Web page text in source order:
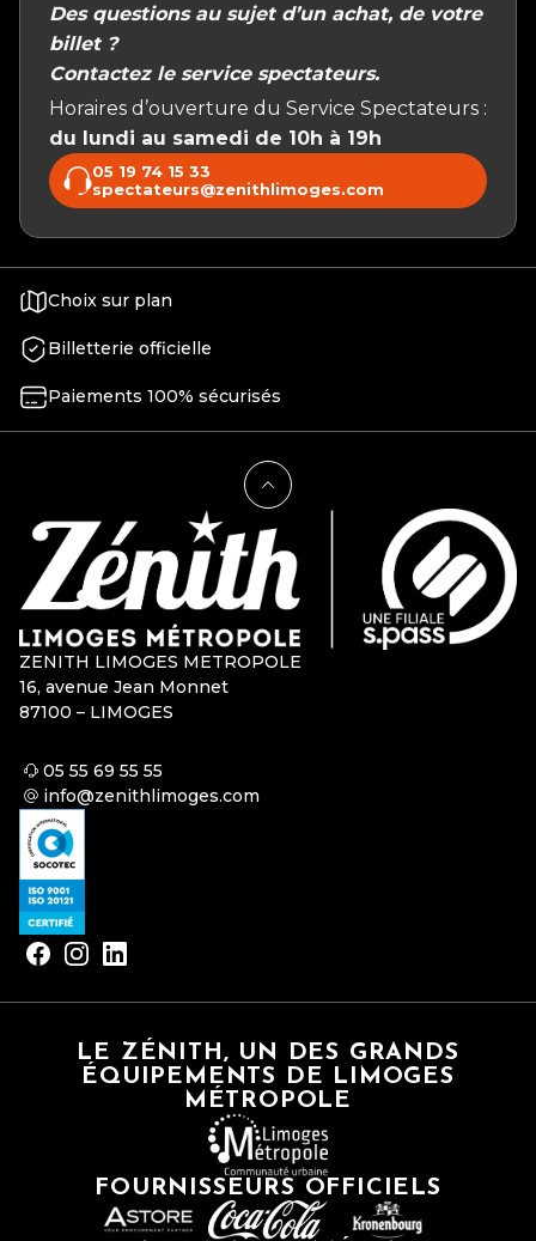
Des questions au sujet d’un achat, de votre
billet ?
Contactez le service spectateurs.
Horaires d’ouverture du Service Spectateurs :
du lundi au samedi de 10h à 19h
05 19 74 15 33
spectateurs@zenithlimoges.com
Choix sur plan
Billetterie officielle
Paiements 100% sécurisés
ZENITH LIMOGES METROPOLE
16, avenue Jean Monnet
87100 – LIMOGES
05 55 69 55 55
info@zenithlimoges.com
LE ZÉNITH, UN DES GRANDS
ÉQUIPEMENTS DE LIMOGES
MÉTROPOLE
FOURNISSEURS OFFICIELS